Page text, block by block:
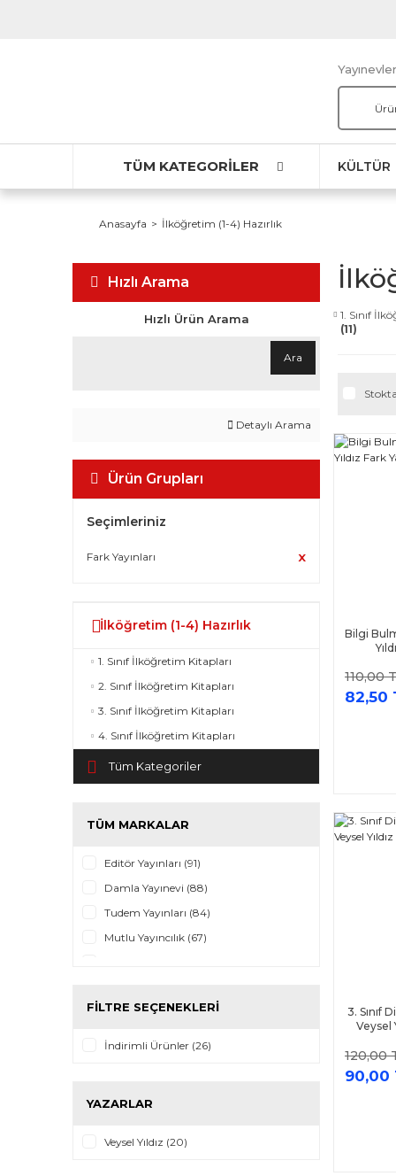
TÜM KATEGORİLER KÜLTÜR
Anasayfa İlköğretim (1-4) Hazırlık
Hızlı Arama
Hızlı Ürün Arama
Ara
Detaylı Arama
Ürün Grupları
Seçimleriniz
Fark Yayınları
İlköğretim (1-4) Hazırlık
1. Sınıf İlköğretim Kitapları
2. Sınıf İlköğretim Kitapları
3. Sınıf İlköğretim Kitapları
4. Sınıf İlköğretim Kitapları
Tüm Kategoriler
TÜM MARKALAR
Editör Yayınları (91)
Damla Yayınevi (88)
Tudem Yayınları (84)
Mutlu Yayıncılık (67)
Data Yayınları (39)
AKM Kitap (37)
Medyan Yayınları (30)
Bi Not Yayınları (28)
FILTRE SEÇENEKLERI
İndirimli Ürünler (26)
YAZARLAR
Veysel Yıldız (20)
1. Sınıf
(11)
Bilgi
110,00
82,50
3. Sınıf
Veysel
120,00
90,00